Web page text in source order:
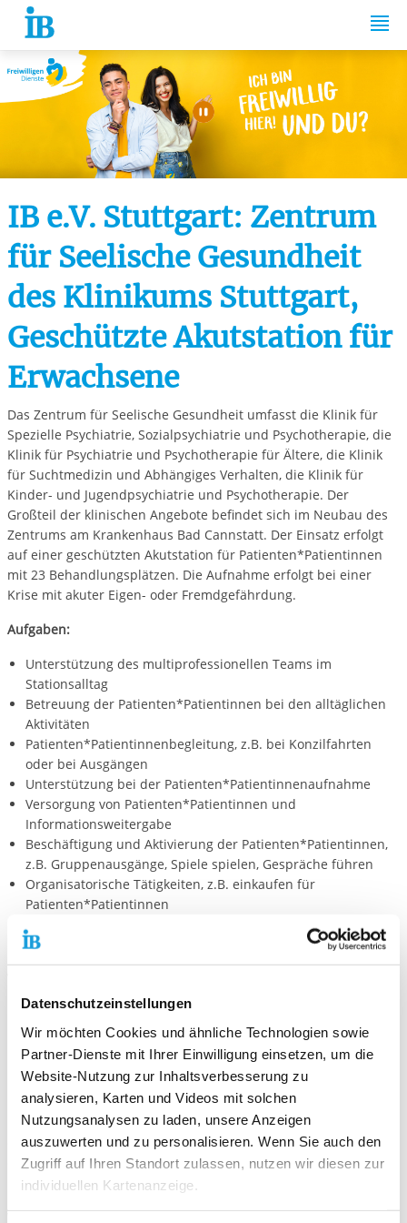
Datenschutzeinstellungen
Wir möchten Cookies und ähnliche Technologien sowie
Partner-Dienste mit Ihrer Einwilligung einsetzen, um die
Website-Nutzung zur Inhaltsverbesserung zu
analysieren, Karten und Videos mit solchen
Nutzungsanalysen zu laden, unsere Anzeigen
auszuwerten und zu personalisieren. Wenn Sie auch den
Zugriff auf Ihren Standort zulassen, nutzen wir diesen zur
individuellen Kartenanzeige.
Springe zum Inhalt
Automatische
IB e.V. Stuttgart: Zentrum
für Seelische Gesundheit
des Klinikums Stuttgart,
Geschützte Akutstation für
Erwachsene
Das Zentrum für Seelische Gesundheit umfasst die Klinik für
Spezielle Psychiatrie, Sozialpsychiatrie und Psychotherapie, die
Klinik für Psychiatrie und Psychotherapie für Ältere, die Klinik
für Suchtmedizin und Abhängiges Verhalten, die Klinik für
Kinder- und Jugendpsychiatrie und Psychotherapie. Der
Großteil der klinischen Angebote befindet sich im Neubau des
Zentrums am Krankenhaus Bad Cannstatt. Der Einsatz erfolgt
auf einer geschützten Akutstation für Patienten*Patientinnen
mit 23 Behandlungsplätzen. Die Aufnahme erfolgt bei einer
Krise mit akuter Eigen- oder Fremdgefährdung.
Aufgaben:
Unterstützung des multiprofessionellen Teams im
Stationsalltag
Betreuung der Patienten*Patientinnen bei den alltäglichen
Aktivitäten
Patienten*Patientinnenbegleitung, z.B. bei Konzilfahrten
oder bei Ausgängen
Unterstützung bei der Patienten*Patientinnenaufnahme
Versorgung von Patienten*Patientinnen und
Informationsweitergabe
Beschäftigung und Aktivierung der Patienten*Patientinnen,
z.B. Gruppenausgänge, Spiele spielen, Gespräche führen
Organisatorische Tätigkeiten, z.B. einkaufen für
Patienten*Patientinnen
Hauswirtschaftliche Tätigkeiten, z.B. Essensausgabe, Müll-
und Wäschesäcke wechseln
ab 18 Jahren
Teamfähigkeit, Flexibilität, Belastbarkeit
Interesse an der Arbeit mit Menschen
Bitte nutze hierfür unser Online-Bewerbungsportal
du persönliche Angaben und Einsatzwünsche eintragen sowie
die notwendigen Unterlagen (bitte im PNG-, JPG- oder pdf-
Format) direkt hochladen.
Wir freuen uns auf deine Bewerbung!